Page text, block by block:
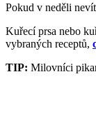
Pokud v neděli
Kuřecí prsa nebo
vybraných receptů,
TIP: Milovníci